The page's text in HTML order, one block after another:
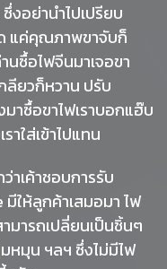
งอย่านำไปเปรียบ
แค่คุณภาพขาจับก็
ซื้อไฟจีนมาเจอขา
ลียวก็หวาน ปรับ
าซื้อขาไฟเราบอกแฮ๊บ
ใส่เข้าไปแทน
เค้าชอบการรับ
ให้ลูกค้าเสมอมา ไฟ
มารถเปลี่ยนเป็นชิ้นๆ
มหมุน ฯลฯ ซึ่งไม่มีไฟ